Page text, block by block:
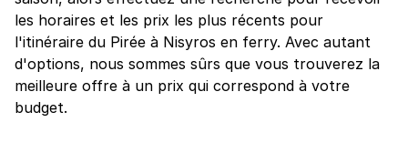
les horaires et les prix les plus récents pour
l'itinéraire du Pirée à Nisyros en ferry. Avec autant
d'options, nous sommes sûrs que vous trouverez la
meilleure offre à un prix qui correspond à votre
budget.